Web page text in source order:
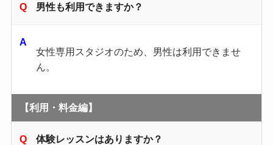
男性も利用できますか？
女性専用スタジオのため、男性は利用できませ
ん。
【利用・料金編】
体験レッスンはありますか？